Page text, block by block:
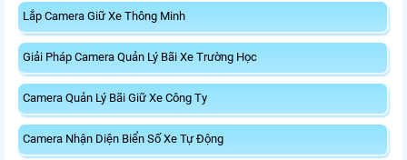
Lắp Camera Giữ Xe Thông Minh
Giải Pháp Camera Quản Lý Bãi Xe Trường Học
Camera Quản Lý Bãi Giữ Xe Công Ty
Camera Nhận Diện Biển Số Xe Tự Động